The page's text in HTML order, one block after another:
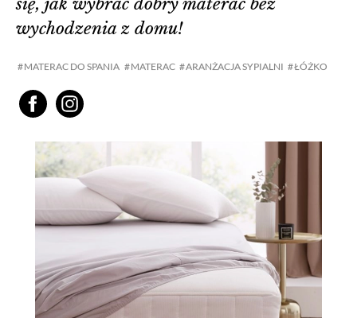
MATERAC DO SPANIA MATERAC ARANŻACJA SYPIALNI ŁÓŻKO
wychodzenia z domu!